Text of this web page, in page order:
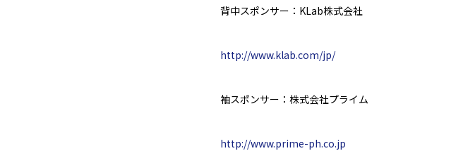
背中スポンサー： KLab株式会社
http://www.klab.com/jp/
袖スポンサー：株式会社プライム
http://www.prime-ph.co.jp